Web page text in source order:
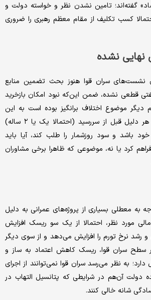
گفته‌اند؛ تامین نشدن نظر و خواسته دولت و
کسب تکلیف از مقام معظم رهبری را ضروری
نهایی نشده
نشست‌های سران قوا هنوز بحث تضمین منابع
قطعی نشده، ضمن این‌که نبود امکان بازخرید
دیگر موضوع اختلاف برانگیز بوده است به این
معنی که اگر خریدار به هر دلیل قبل از سررسید (احتمالا یک یا ۲ ساله)
باشد و سود روزشمار را طلب کند، آیا باید
کرد یا نه، موضوعی که ظاهرا برخی مشاوران
به معطلی بسیاری از پروژه‌های عمرانی به دلیل
مالی مورد نظر، احتمالا از یک سو ریسک افزایش
و رشد نرخ تورم را افزایش می‌دهد و از سوی دیگر
سطح سران قوا، ریسک کاهش اعتماد به ساز و
دارد؛ به نظر می‌رسد سران قوا نمی‌توانند از اجرای
دولت آن‌هم در شرایطی که پتانسیل التهاب در
شانه خالی کنند.